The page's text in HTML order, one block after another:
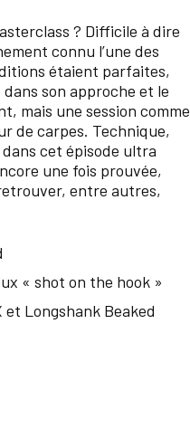
? Difficile à dire
connu l’une des
étaient parfaites,
son approche et le
mais une session comme
de carpes. Technique,
cet épisode ultra
une fois prouvée,
entre autres,
« shot on the hook »
Longshank Beaked